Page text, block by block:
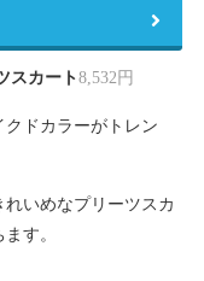
スカート8,532円
ドカラーがトレン
いめなプリーツスカ
す。